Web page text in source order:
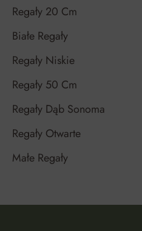
Regały 20 Cm
Białe Regały
Regały Niskie
Regały 50 Cm
Regały Dąb Sonoma
Regały Otwarte
Małe Regały